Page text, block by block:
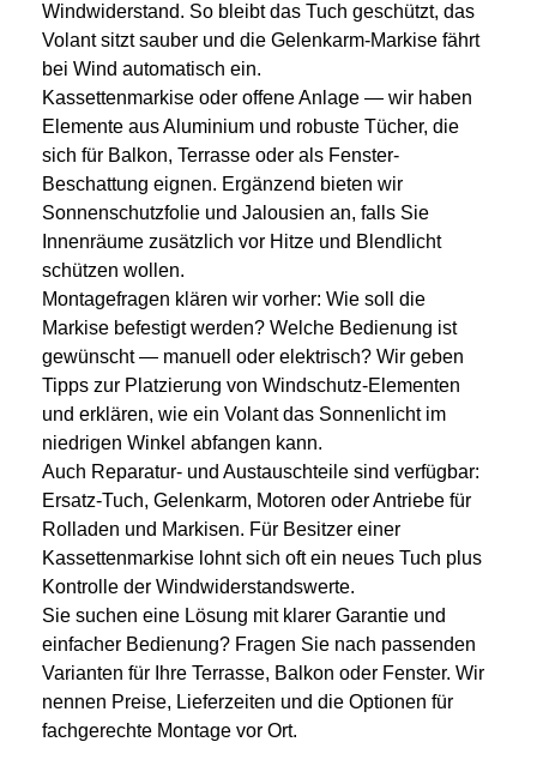
Windwiderstand. So bleibt das Tuch geschützt, das
Volant sitzt sauber und die Gelenkarm-Markise fährt
bei Wind automatisch ein.
Kassettenmarkise oder offene Anlage — wir haben
Elemente aus Aluminium und robuste Tücher, die
sich für Balkon, Terrasse oder als Fenster-
Beschattung eignen. Ergänzend bieten wir
Sonnenschutzfolie und Jalousien an, falls Sie
Innenräume zusätzlich vor Hitze und Blendlicht
schützen wollen.
Montagefragen klären wir vorher: Wie soll die
Markise befestigt werden? Welche Bedienung ist
gewünscht — manuell oder elektrisch? Wir geben
Tipps zur Platzierung von Windschutz-Elementen
und erklären, wie ein Volant das Sonnenlicht im
niedrigen Winkel abfangen kann.
Auch Reparatur- und Austauschteile sind verfügbar:
Ersatz-Tuch, Gelenkarm, Motoren oder Antriebe für
Rolladen und Markisen. Für Besitzer einer
Kassettenmarkise lohnt sich oft ein neues Tuch plus
Kontrolle der Windwiderstandswerte.
Sie suchen eine Lösung mit klarer Garantie und
einfacher Bedienung? Fragen Sie nach passenden
Varianten für Ihre Terrasse, Balkon oder Fenster. Wir
nennen Preise, Lieferzeiten und die Optionen für
fachgerechte Montage vor Ort.